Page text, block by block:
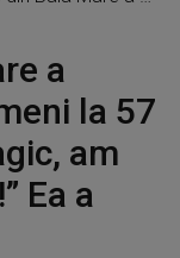
a
la 57
am
Ea a